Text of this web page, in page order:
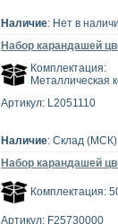
Наличие: Нет в
Набор карандашей
Комплектация:
Металлическая
Артикул: L2051110
Наличие: Склад (МСК)
Набор карандашей
Комплектация:
Артикул: F25730000